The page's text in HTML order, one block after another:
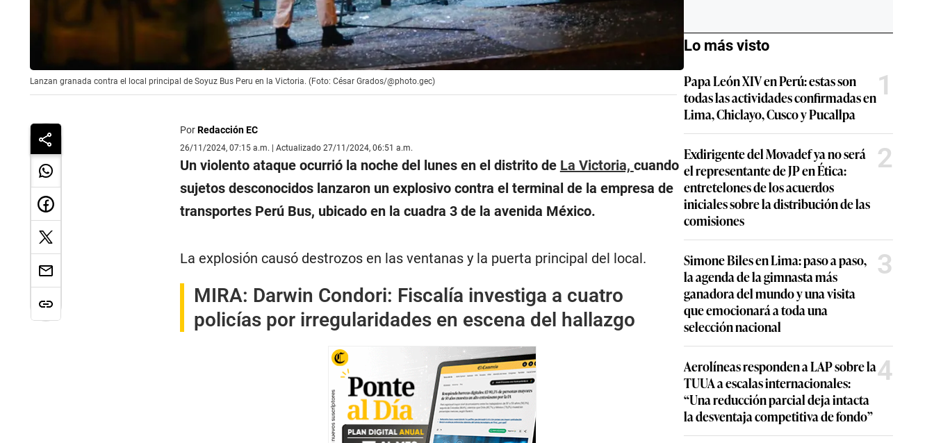
Lanzan granada contra el local principal de Soyuz Bus Peru en la Victoria. (Foto: César Grados/@photo.gec)
PorRedacción EC
26/11/2024, 07:15 a.m. | Actualizado 27/11/2024, 06:51 a.m.
Un violento ataque ocurrió la noche del lunes en el distrito de La Victoria, cuando
sujetos desconocidos lanzaron un explosivo contra el terminal de la empresa de
transportes Perú Bus, ubicado en la cuadra 3 de la avenida México.
La explosión causó destrozos en las ventanas y la puerta principal del local.
MIRA: Darwin Condori: Fiscalía investiga a cuatro
policías por irregularidades en escena del hallazgo
Lo más visto
Papa León XIV en Perú: estas son
todas las actividades confirmadas en
Lima, Chiclayo, Cusco y Pucallpa
1
Exdirigente del Movadef ya no será
el representante de JP en Ética:
entretelones de los acuerdos
iniciales sobre la distribución de las
comisiones
2
Simone Biles en Lima: paso a paso,
la agenda de la gimnasta más
ganadora del mundo y una visita
que emocionará a toda una
selección nacional
3
Aerolíneas responden a LAP sobre la
TUUA a escalas internacionales:
“Una reducción parcial deja intacta
la desventaja competitiva de fondo”
4